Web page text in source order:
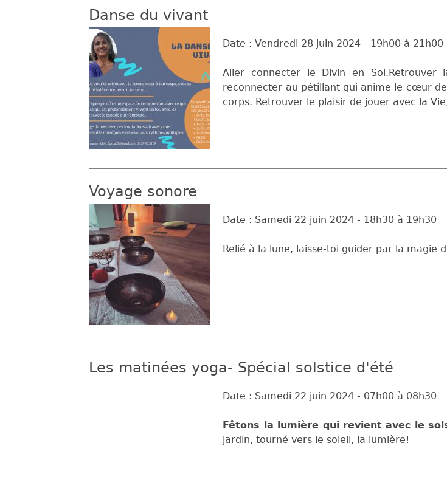
Danse du vivant
Date : Vendredi 28 juin 2024 - 19h00 à 21h00
Aller connecter le Divin en
reconnecter au pétillant qui anime le cœur
corps. Retrouver le plaisir de jouer avec la
Voyage sonore
Date : Samedi 22 juin 2024 - 18h30 à 19h30
Relié à la lune, laisse-toi guider par la magie
Les matinées yoga- Spécial solstice d'été
Date : Samedi 22 juin 2024 - 07h00 à 08h30
Fêtons la lumière qui revient avec le
jardin, tourné vers le soleil, la lumière!